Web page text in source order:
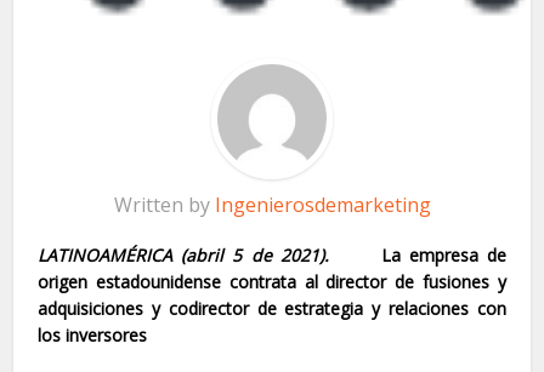
Written by Ingenierosdemarketing
LATINOAMÉRICA (abril 5 de 2021). La empresa de
origen estadounidense contrata al director de fusiones y
adquisiciones y codirector de estrategia y relaciones con
los inversores